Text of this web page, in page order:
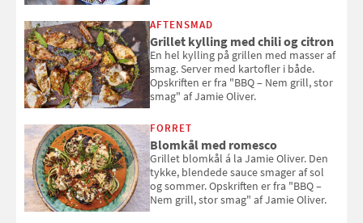
selvstændigt måltid. Opskriften er fra
Louisa Lorangs kogebog "Salat".
AFTENSMAD
Grillet kylling med chili og citron
En hel kylling på grillen med masser af
smag. Server med kartofler i både.
Opskriften er fra "BBQ – Nem grill, stor
smag" af Jamie Oliver.
FORRET
Blomkål med romesco
Grillet blomkål á la Jamie Oliver. Den
tykke, blendede sauce smager af sol
og sommer. Opskriften er fra "BBQ –
Nem grill, stor smag" af Jamie Oliver.